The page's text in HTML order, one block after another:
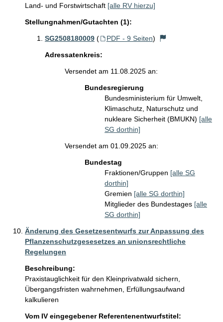
Land- und Forstwirtschaft [alle RV hierzu]
Stellungnahmen/Gutachten (1):
SG2508180009 ( PDF - 9 Seiten)
Adressatenkreis:
Versendet am 11.08.2025 an:
Bundesregierung
Bundesministerium für Umwelt,
Klimaschutz, Naturschutz und
nukleare Sicherheit (BMUKN) [alle
SG dorthin]
Versendet am 01.09.2025 an:
Bundestag
Fraktionen/Gruppen [alle SG
dorthin]
Gremien [alle SG dorthin]
Mitglieder des Bundestages [alle
SG dorthin]
Änderung des Gesetzesentwurfs zur Anpassung des
Pflanzenschutzgesesetzes an unionsrechtliche
Regelungen
Beschreibung:
Praxistauglichkeit für den Kleinprivatwald sichern,
Übergangsfristen wahrnehmen, Erfüllungsaufwand
kalkulieren
Vom IV eingegebener Referentenentwurfstitel: